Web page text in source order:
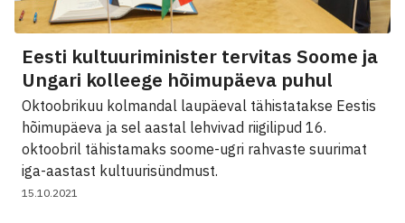
Eesti kultuuriminister tervitas Soome ja
Ungari kolleege hõimupäeva puhul
Oktoobrikuu kolmandal laupäeval tähistatakse Eestis
hõimupäeva ja sel aastal lehvivad riigilipud 16.
oktoobril tähistamaks soome-ugri rahvaste suurimat
iga-aastast kultuurisündmust.
15.10.2021